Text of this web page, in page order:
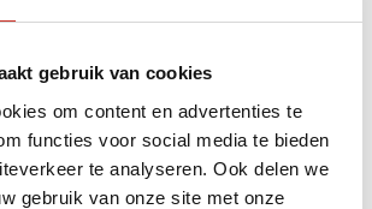
gebruik van cookies
om content en advertenties te
functies voor social media te bieden
te analyseren. Ook delen we
gebruik van onze site met onze
up manga-cafés waar je
cafés kun je zelfs blijven
cabines, omringd door
vol strips.